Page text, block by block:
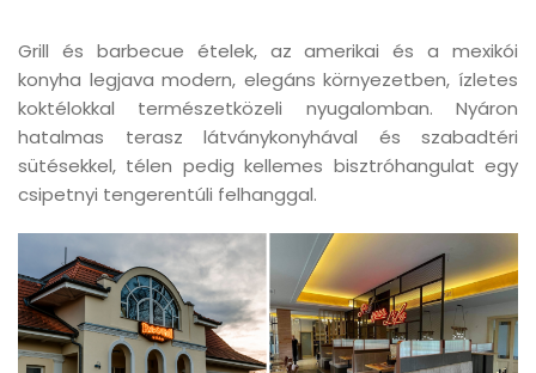
Grill és barbecue ételek, az amerikai és a mexikói
konyha legjava modern, elegáns környezetben, ízletes
koktélokkal természetközeli nyugalomban. Nyáron
hatalmas terasz látványkonyhával és szabadtéri
sütésekkel, télen pedig kellemes bisztróhangulat egy
csipetnyi tengerentúli felhanggal.